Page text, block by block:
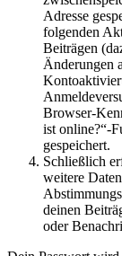
Adresse
folgenden
Beiträgen
Änderungen
Browser-
ist online?“-
gespeichert.
Schließlich
weitere
deinen
oder